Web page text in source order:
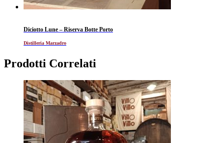
Diciotto Lune – Riserva Botte Porto
Distilleria Marzadro
Prodotti Correlati